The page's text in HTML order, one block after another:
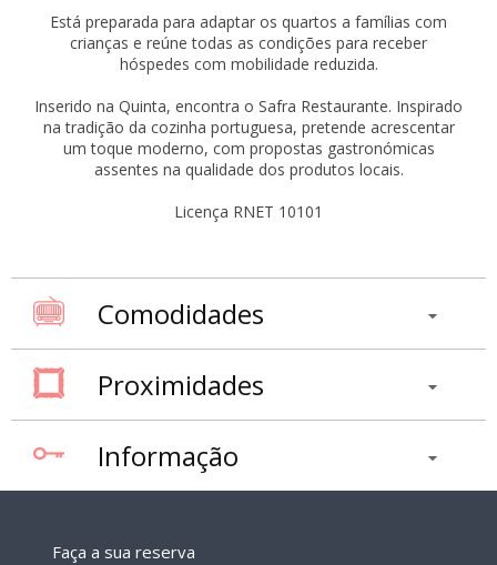
Está preparada para adaptar os quartos a famílias com
crianças e reúne todas as condições para receber
hóspedes com mobilidade reduzida.
Inserido na Quinta, encontra o Safra Restaurante. Inspirado
na tradição da cozinha portuguesa, pretende acrescentar
um toque moderno, com propostas gastronómicas
assentes na qualidade dos produtos locais.
Licença RNET 10101
Comodidades
Proximidades
Informação
Faça a sua reserva